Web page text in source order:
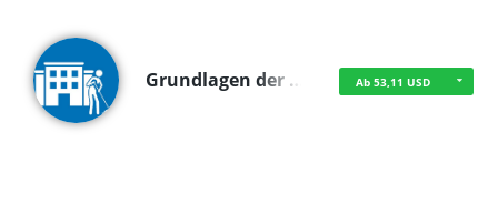
Grundlagen der … Ab 53,11 USD